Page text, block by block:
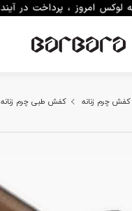
کفش چرم زنانه
کفش طبی چرم زنانه